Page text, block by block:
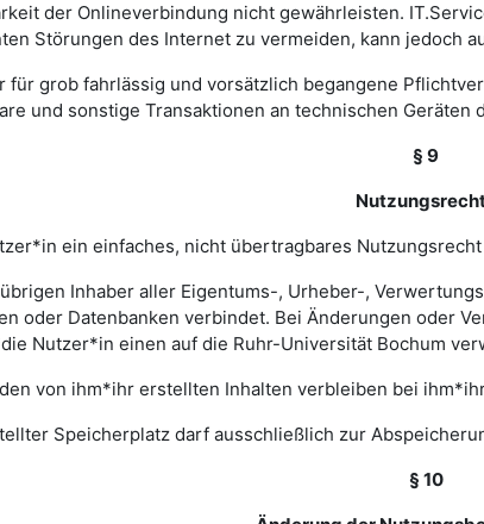
der Onlineverbindung nicht gewährleisten.
Störungen des Internet zu vermeiden, kann jedoch
grob fahrlässig und vorsätzlich begangene
und sonstige Transaktionen an technischen Geräten
§ 9
ein einfaches, nicht übertragbares
Inhaber aller Eigentums-, Urheber-,
oder Datenbanken verbindet. Bei Änderungen oder
Nutzer*in einen auf die Ruhr-Universität Bochum
von ihm*ihr erstellten Inhalten verbleiben bei
Speicherplatz darf ausschließlich zur
§ 10